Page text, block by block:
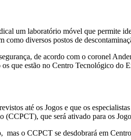
um laboratório móvel que
como diversos postos de
de acordo com o coronel
que estão no Centro Tecnológico
até os Jogos e que os
(CCPCT), que será ativado para os
o CCPCT se desdobrará em